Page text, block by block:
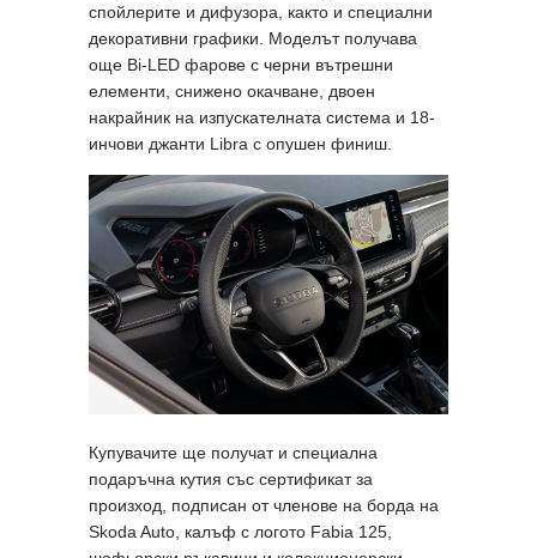
спойлерите и дифузора, както и специални
декоративни графики. Моделът получава
още Bi-LED фарове с черни вътрешни
елементи, снижено окачване, двоен
накрайник на изпускателната система и 18-
инчови джанти Libra с опушен финиш.
Купувачите ще получат и специална
подаръчна кутия със сертификат за
произход, подписан от членове на борда на
Skoda Auto, калъф с логото Fabia 125,